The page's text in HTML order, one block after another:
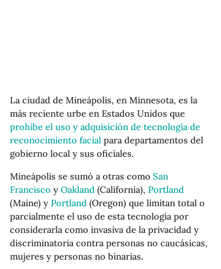
La ciudad de Mineápolis, en Minnesota, es la
más reciente urbe en Estados Unidos que
prohíbe el uso y adquisición de tecnología de
reconocimiento facial para departamentos del
gobierno local y sus oficiales.
Mineápolis se sumó a otras como San
Francisco yOakland (California), Portland
(Maine) y Portland (Oregon) que limitan total o
parcialmente el uso de esta tecnología por
considerarla como invasiva de la privacidad y
discriminatoria contra personas no caucásicas,
mujeres y personas no binarias.